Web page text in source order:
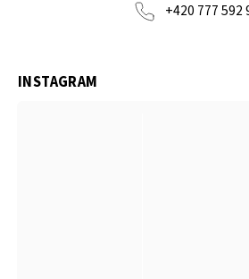
+420 777 592
INSTAGRAM